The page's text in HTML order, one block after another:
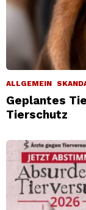
ALLGEMEIN
Geplantes
Tierschutz